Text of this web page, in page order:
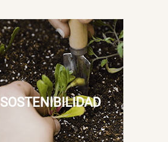
SOSTENIBILIDAD